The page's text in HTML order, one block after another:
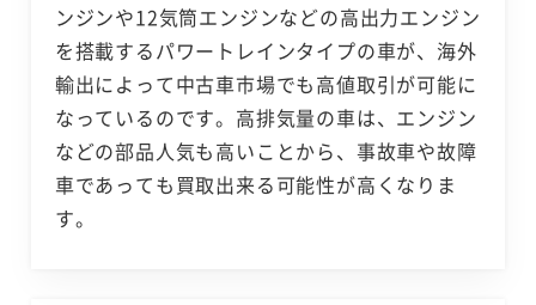
ンジンや12気筒エンジンなどの高出力エンジン
を搭載するパワートレインタイプの車が、海外
輸出によって中古車市場でも高値取引が可能に
なっているのです。高排気量の車は、エンジン
などの部品人気も高いことから、事故車や故障
車であっても買取出来る可能性が高くなりま
す。